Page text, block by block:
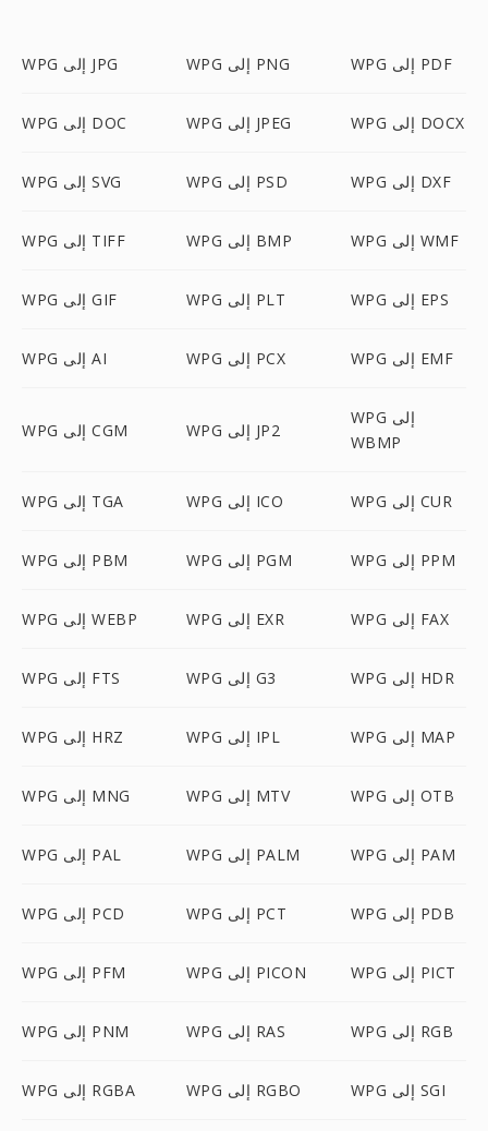
WPG إلى JPG WPG إلى PNG WPG إلى PDF
WPG إلى DOC WPG إلى JPEG WPG إلى DOCX
WPG إلى SVG WPG إلى PSD WPG إلى DXF
WPG إلى TIFF WPG إلى BMP WPG إلى WMF
WPG إلى GIF WPG إلى PLT WPG إلى EPS
WPG إلى AI WPG إلى PCX WPG إلى EMF
WPG إلى CGM WPG إلى JP2
WPG إلى
WBMP
WPG إلى TGA WPG إلى ICO WPG إلى CUR
WPG إلى PBM WPG إلى PGM WPG إلى PPM
WPG إلى WEBP WPG إلى EXR WPG إلى FAX
WPG إلى FTS WPG إلى G3 WPG إلى HDR
WPG إلى HRZ WPG إلى IPL WPG إلى MAP
WPG إلى MNG WPG إلى MTV WPG إلى OTB
WPG إلى PAL WPG إلى PALM WPG إلى PAM
WPG إلى PCD WPG إلى PCT WPG إلى PDB
WPG إلى PFM WPG إلى PICON WPG إلى PICT
WPG إلى PNM WPG إلى RAS WPG إلى RGB
WPG إلى RGBA WPG إلى RGBO WPG إلى SGI